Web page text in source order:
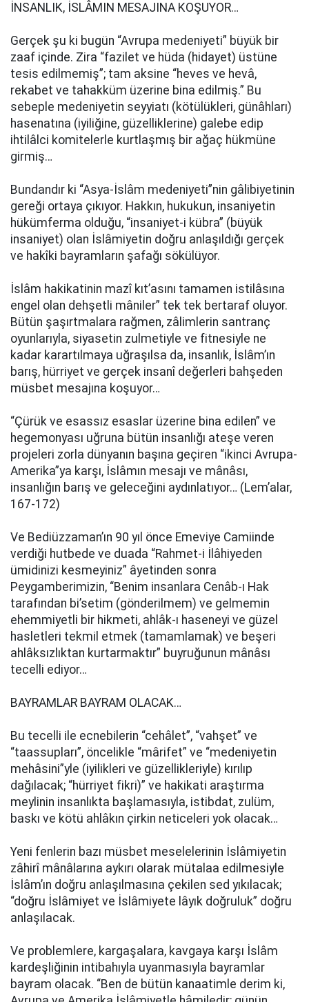
İNSANLIK, İSLÂMIN MESAJINA KOŞUYOR…
Gerçek şu ki bugün “Avrupa medeniyeti” büyük bir
zaaf içinde. Zira “fazilet ve hüda (hidayet) üstüne
tesis edilmemiş”; tam aksine “heves ve hevâ,
rekabet ve tahakküm üzerine bina edilmiş.” Bu
sebeple medeniyetin seyyiatı (kötülükleri, günâhları)
hasenatına (iyiliğine, güzelliklerine) galebe edip
ihtilâlci komitelerle kurtlaşmış bir ağaç hükmüne
girmiş…
Bundandır ki “Asya-İslâm medeniyeti”nin gâlibiyetinin
gereği ortaya çıkıyor. Hakkın, hukukun, insaniyetin
hükümferma olduğu, “insaniyet-i kübra” (büyük
insaniyet) olan İslâmiyetin doğru anlaşıldığı gerçek
ve hakîki bayramların şafağı sökülüyor.
İslâm hakikatinin mazî kıt’asını tamamen istilâsına
engel olan dehşetli mâniler” tek tek bertaraf oluyor.
Bütün şaşırtmalara rağmen, zâlimlerin santranç
oyunlarıyla, siyasetin zulmetiyle ve fitnesiyle ne
kadar karartılmaya uğraşılsa da, insanlık, İslâm’ın
barış, hürriyet ve gerçek insanî değerleri bahşeden
müsbet mesajına koşuyor…
“Çürük ve esassız esaslar üzerine bina edilen” ve
hegemonyası uğruna bütün insanlığı ateşe veren
projeleri zorla dünyanın başına geçiren “ikinci Avrupa-
Amerika”ya karşı, İslâmın mesajı ve mânâsı,
insanlığın barış ve geleceğini aydınlatıyor… (Lem’alar,
167-172)
Ve Bediüzzaman’ın 90 yıl önce Emeviye Camiinde
verdiği hutbede ve duada “Rahmet-i İlâhiyeden
ümidinizi kesmeyiniz” âyetinden sonra
Peygamberimizin, “Benim insanlara Cenâb-ı Hak
tarafından bi’setim (gönderilmem) ve gelmemin
ehemmiyetli bir hikmeti, ahlâk-ı haseneyi ve güzel
hasletleri tekmil etmek (tamamlamak) ve beşeri
ahlâksızlıktan kurtarmaktır” buyruğunun mânâsı
tecelli ediyor…
BAYRAMLAR BAYRAM OLACAK…
Bu tecelli ile ecnebilerin “cehâlet”, “vahşet” ve
“taassupları”, öncelikle “mârifet” ve “medeniyetin
mehâsini”yle (iyilikleri ve güzellikleriyle) kırılıp
dağılacak; “hürriyet fikri)” ve hakikati araştırma
meylinin insanlıkta başlamasıyla, istibdat, zulüm,
baskı ve kötü ahlâkın çirkin neticeleri yok olacak…
Yeni fenlerin bazı müsbet meselelerinin İslâmiyetin
zâhirî mânâlarına aykırı olarak mütalaa edilmesiyle
İslâm’ın doğru anlaşılmasına çekilen sed yıkılacak;
“doğru İslâmiyet ve İslâmiyete lâyık doğruluk” doğru
anlaşılacak.
Ve problemlere, kargaşalara, kavgaya karşı İslâm
kardeşliğinin intibahıyla uyanmasıyla bayramlar
bayram olacak. “Ben de bütün kanaatimle derim ki,